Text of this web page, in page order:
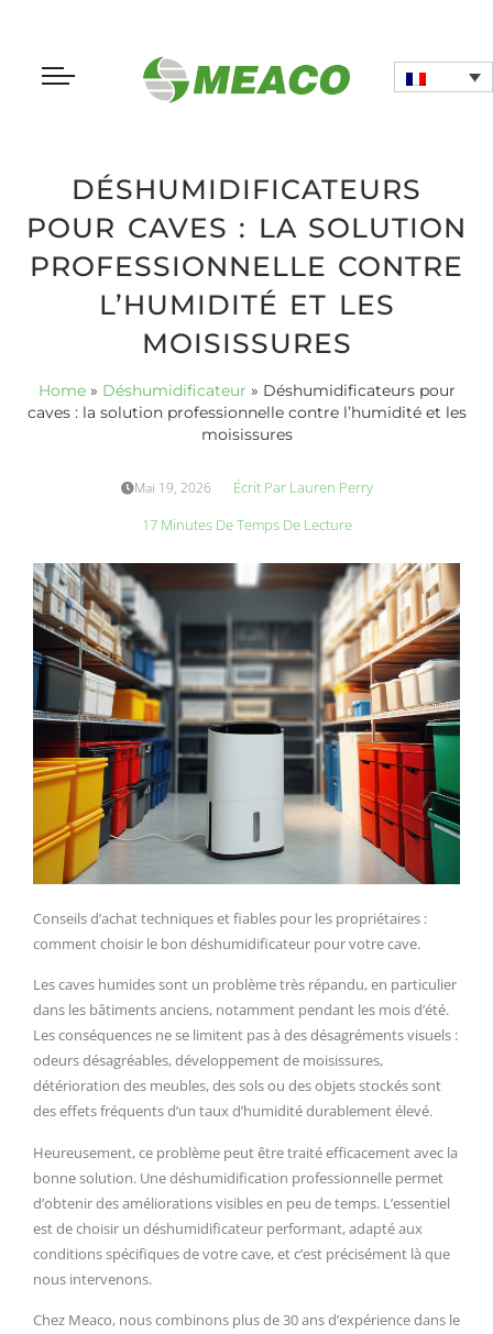
DÉSHUMIDIFICATEURS
POUR CAVES : LA SOLUTION
PROFESSIONNELLE CONTRE
L’HUMIDITÉ ET LES
MOISISSURES
Home» Déshumidificateur » Déshumidificateurs pour
caves : la solution professionnelle contre l’humidité et les
moisissures
Mai 19, 2026 Écrit ParLauren Perry
17 Minutes De Temps De Lecture
Conseils d’achat techniques et fiables pour les propriétaires :
comment choisir le bon déshumidificateur pour votre cave.
Les caves humides sont un problème très répandu, en particulier
dans les bâtiments anciens, notamment pendant les mois d’été.
Les conséquences ne se limitent pas à des désagréments visuels :
odeurs désagréables, développement de moisissures,
détérioration des meubles, des sols ou des objets stockés sont
des effets fréquents d’un taux d’humidité durablement élevé.
Heureusement, ce problème peut être traité efficacement avec la
bonne solution. Une déshumidification professionnelle permet
d’obtenir des améliorations visibles en peu de temps. L’essentiel
est de choisir un déshumidificateur performant, adapté aux
conditions spécifiques de votre cave, et c’est précisément là que
nous intervenons.
Chez Meaco, nous combinons plus de 30 ans d’expérience dans le